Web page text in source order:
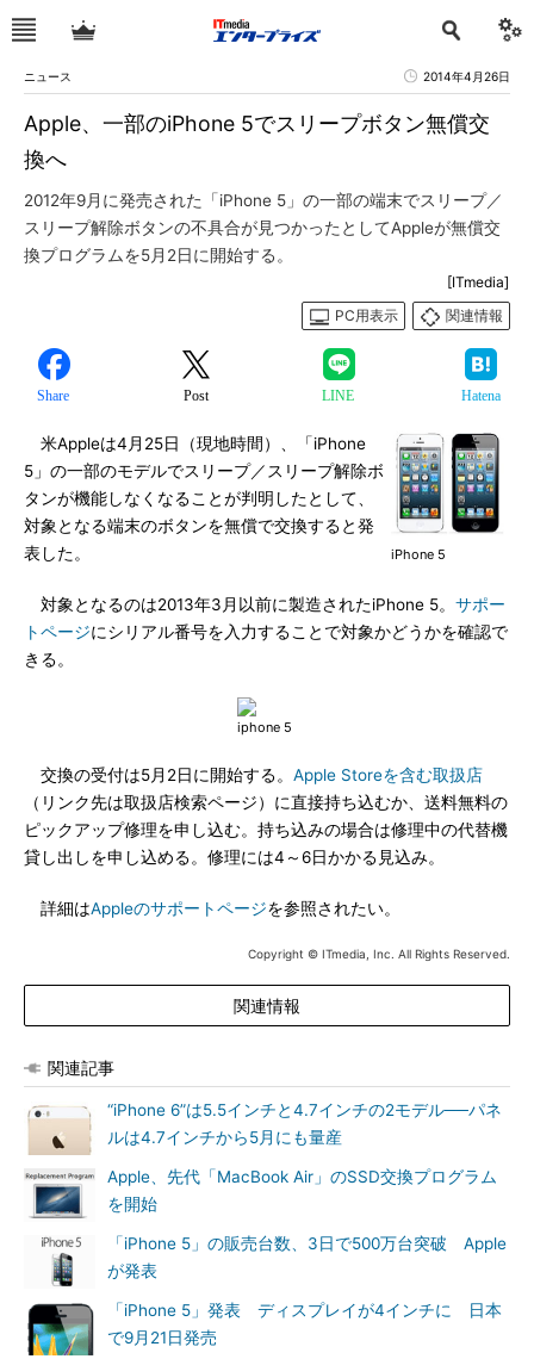
ニュース 2014年4月26日
Apple、一部のiPhone 5でスリープボタン無償交
換へ
2012年9月に発売された「iPhone 5」の一部の端末でスリープ／
スリープ解除ボタンの不具合が見つかったとしてAppleが無償交
換プログラムを5月2日に開始する。
[ITmedia]
PC用表示
関連情報
Share Post LINE Hatena
iPhone 5
米Appleは4月25日（現地時間）、「iPhone
5」の一部のモデルでスリープ／スリープ解除ボ
タンが機能しなくなることが判明したとして、
対象となる端末のボタンを無償で交換すると発
表した。
対象となるのは2013年3月以前に製造されたiPhone 5。 サポー
トページにシリアル番号を入力することで対象かどうかを確認で
きる。
交換の受付は5月2日に開始する。 Apple Storeを含む取扱店
（リンク先は取扱店検索ページ）に直接持ち込むか、送料無料の
ピックアップ修理を申し込む。持ち込みの場合は修理中の代替機
貸し出しを申し込める。修理には4～6日かかる見込み。
詳細はAppleのサポートページを参照されたい。
Copyright © ITmedia, Inc. All Rights Reserved.
関連情報
関連記事
“iPhone 6”は5.5インチと4.7インチの2モデル──パネ
ルは4.7インチから5月にも量産
Apple、先代「MacBook Air」のSSD交換プログラム
を開始
「iPhone 5」の販売台数、3日で500万台突破 Apple
が発表
「iPhone 5」発表 ディスプレイが4インチに 日本
で9月21日発売